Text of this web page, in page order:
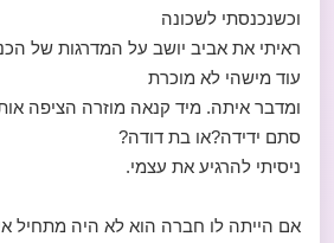
וכשנכנסתי לשכונה
ראיתי את אביב יושב על המדרגות של
עוד מישהי לא מוכרת
ומדבר איתה. מיד קנאה מוזרה הציפה
סתם ידידה?או בת דודה?
ניסיתי להרגיע את עצמי.
אם הייתה לו חברה הוא לא היה מתחיל